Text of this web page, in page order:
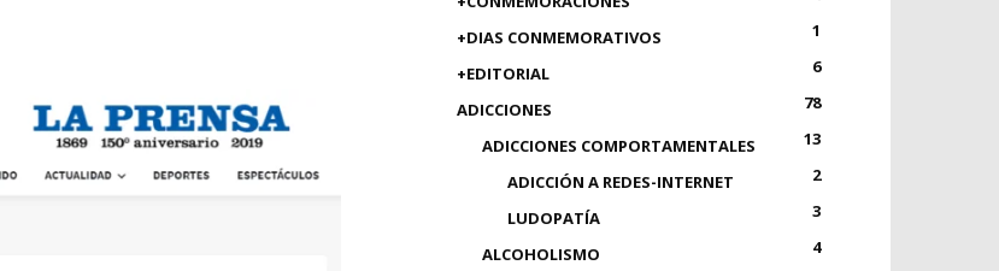
+DIAS CONMEMORATIVOS
1
+EDITORIAL
6
ADICCIONES
78
ADICCIONES COMPORTAMENTALES
13
ADICCIÓN A REDES-INTERNET
2
LUDOPATÍA
3
ALCOHOLISMO
4